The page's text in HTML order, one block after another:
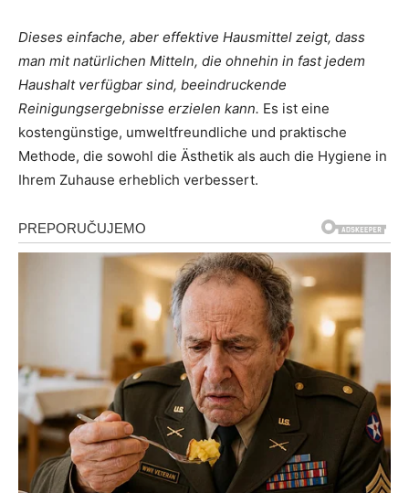
Dieses einfache, aber effektive Hausmittel zeigt, dass
man mit natürlichen Mitteln, die ohnehin in fast jedem
Haushalt verfügbar sind, beeindruckende
Reinigungsergebnisse erzielen kann. Es ist eine
kostengünstige, umweltfreundliche und praktische
Methode, die sowohl die Ästhetik als auch die Hygiene in
Ihrem Zuhause erheblich verbessert.